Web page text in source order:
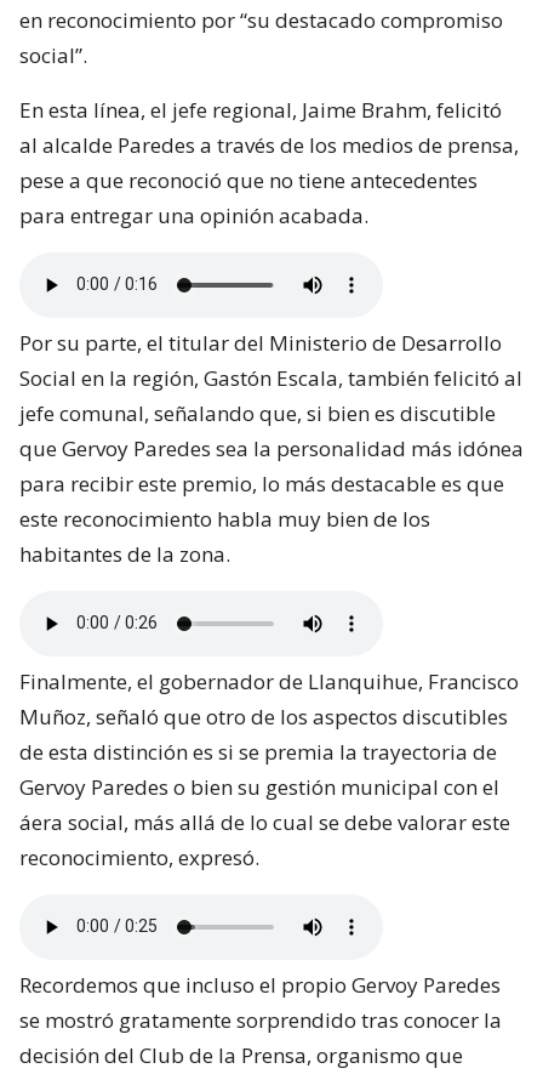
en reconocimiento por “su destacado compromiso
social”.
En esta línea, el jefe regional, Jaime Brahm, felicitó
al alcalde Paredes a través de los medios de prensa,
pese a que reconoció que no tiene antecedentes
para entregar una opinión acabada.
Por su parte, el titular del Ministerio de Desarrollo
Social en la región, Gastón Escala, también felicitó al
jefe comunal, señalando que, si bien es discutible
que Gervoy Paredes sea la personalidad más idónea
para recibir este premio, lo más destacable es que
este reconocimiento habla muy bien de los
habitantes de la zona.
Finalmente, el gobernador de Llanquihue, Francisco
Muñoz, señaló que otro de los aspectos discutibles
de esta distinción es si se premia la trayectoria de
Gervoy Paredes o bien su gestión municipal con el
áera social, más allá de lo cual se debe valorar este
reconocimiento, expresó.
Recordemos que incluso el propio Gervoy Paredes
se mostró gratamente sorprendido tras conocer la
decisión del Club de la Prensa, organismo que